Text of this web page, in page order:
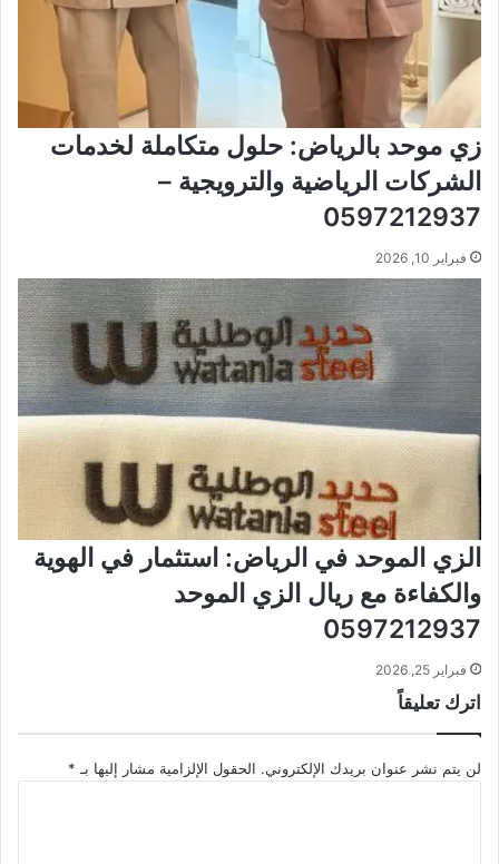
زي موحد بالرياض: حلول متكاملة لخدمات
الشركات الرياضية والترويجية –
0597212937
فبراير 10, 2026
الزي الموحد في الرياض: استثمار في الهوية
والكفاءة مع ريال الزي الموحد
0597212937
فبراير 25, 2026
اترك تعليقاً
لن يتم نشر عنوان بريدك الإلكتروني. الحقول الإلزامية مشار إليها بـ *